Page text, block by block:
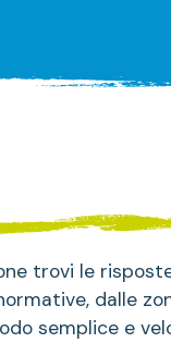
trovi le
dalle
semplice e